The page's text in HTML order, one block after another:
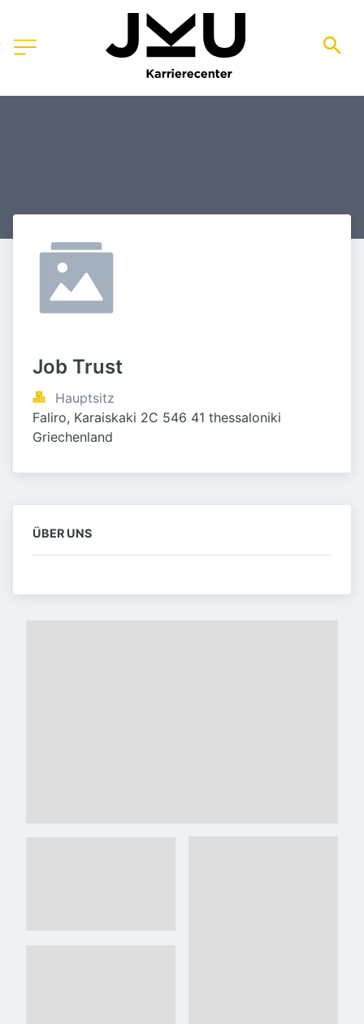
Job Trust
Hauptsitz
Faliro, Karaiskaki 2C 546 41 thessaloniki
Griechenland
ÜBER UNS